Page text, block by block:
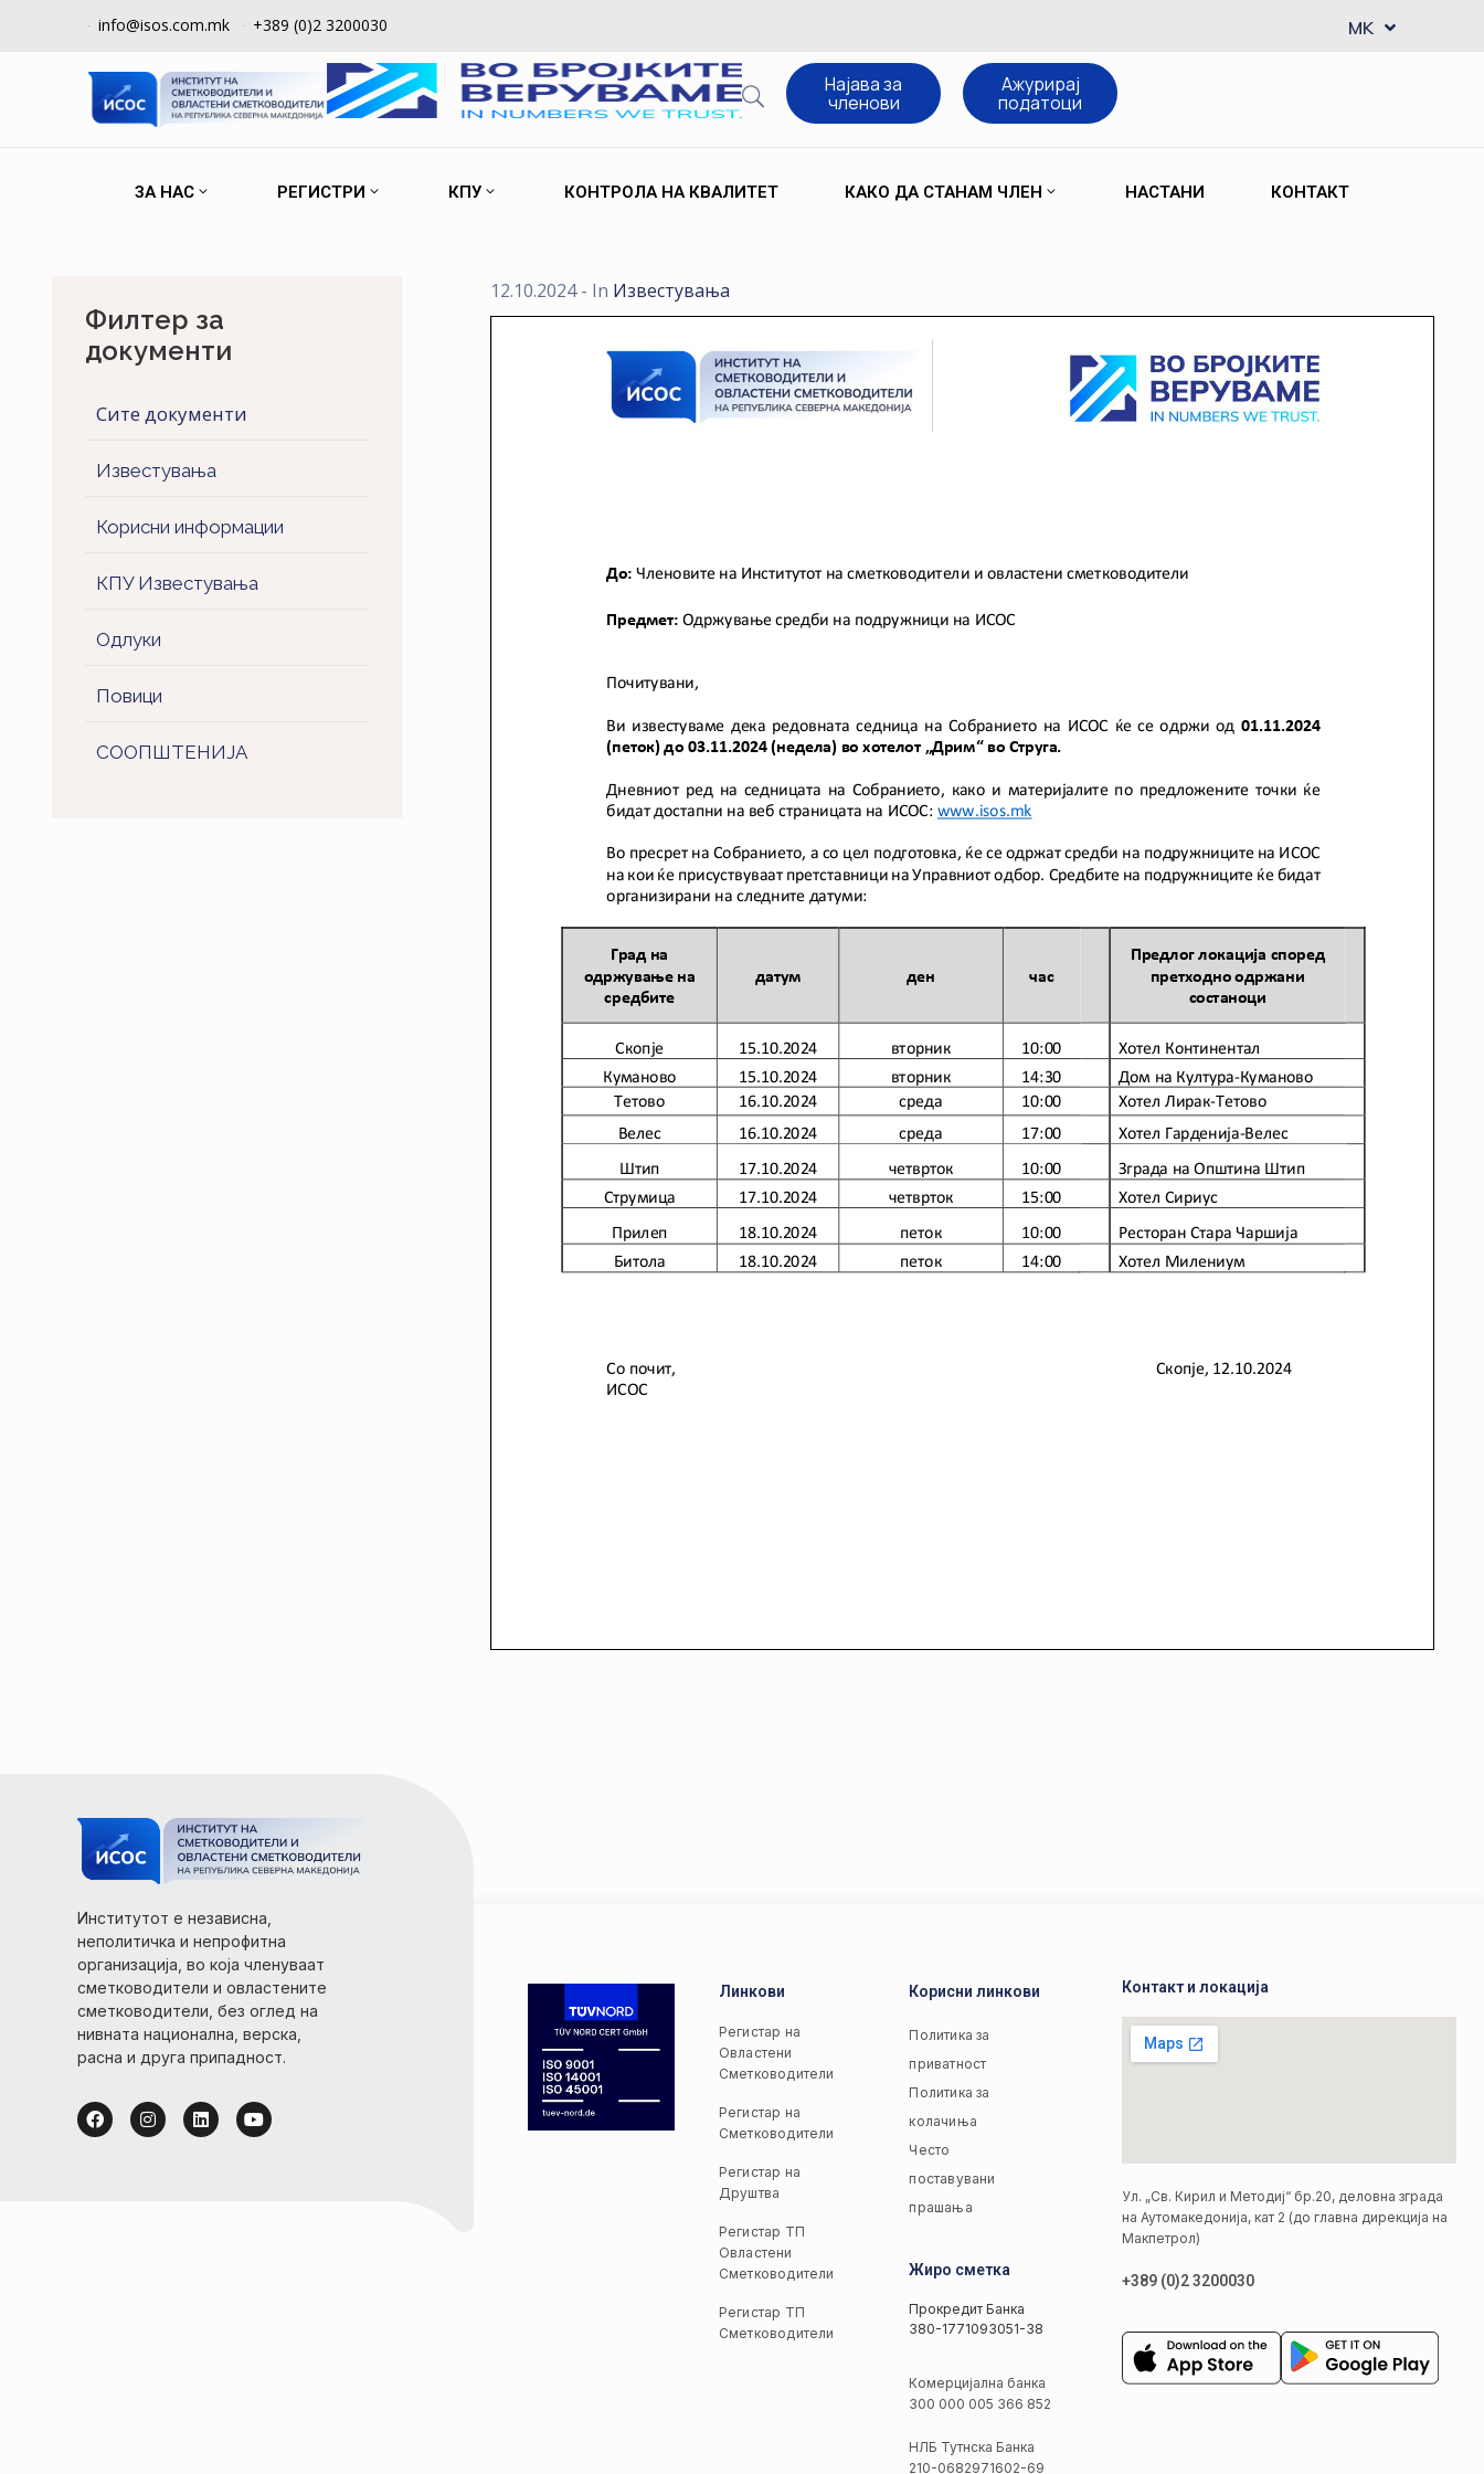
info@isos.com.mk +389 (0)2 3200030 MK
SQ
Најава за
членови
Ажурирај
податоци
ЗА НАС РЕГИСТРИ КПУ КОНТРОЛА НА КВАЛИТЕТ КАКО ДА СТАНАМ ЧЛЕН НАСТАНИ КОНТАКТ
Филтер за
документи
Сите документи
Известувања
Корисни информации
КПУ Известувања
Одлуки
Повици
СООПШТЕНИJA
12.10.2024- In Известувања
Институтот е независна,
неполитичка и непрофитна
организација, во која членуваат
сметководители и овластените
сметководители, без оглед на
нивната национална, верска,
расна и друга припадност.
Линкови
Регистар на
Овластени
Сметководители
Регистар на
Сметководители
Регистар на
Друштва
Регистар ТП
Овластени
Сметководители
Регистар ТП
Сметководители
Корисни линкови
Политика за
приватност
Политика за
колачиња
Често
поставувани
прашања
Жиро сметка
Прокредит Банка
380-1771093051-38
Комерцијална банка
300 000 005 366 852
НЛБ Тутнска Банка
210-0682971602-69
Контакт и локација
Ул. „Св. Кирил и Методиј“ бр.20, деловна зграда
на Аутомакедонија, кат 2 (до главна дирекција на
Макпетрол)
+389 (0)2 3200030